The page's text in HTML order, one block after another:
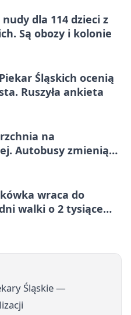
dla 114 dzieci z
Są obozy i kolonie
Śląskich ocenią
Ruszyła ankieta
na
Autobusy zmienią
wraca do
walki o 2 tysiące
Śląskie —